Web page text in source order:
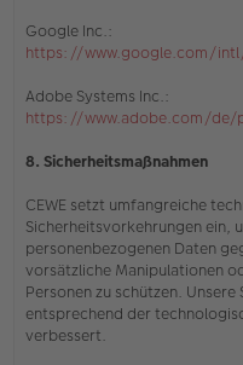
Google Inc.:
https://www.google.com/
Adobe Systems Inc.:
https://www.adobe.com/de/
8. Sicherheitsmaßnahmen
CEWE setzt umfangreiche
Sicherheitsvorkehrungen ein,
personenbezogenen Daten
vorsätzliche Manipulationen
Personen zu schützen.
entsprechend der
verbessert.